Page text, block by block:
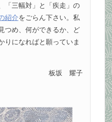
「三幅対」と「疾走」の
紹介をごらん下さい。私
つめ、何ができるか、ど
りになればと願っていま
板坂 耀子